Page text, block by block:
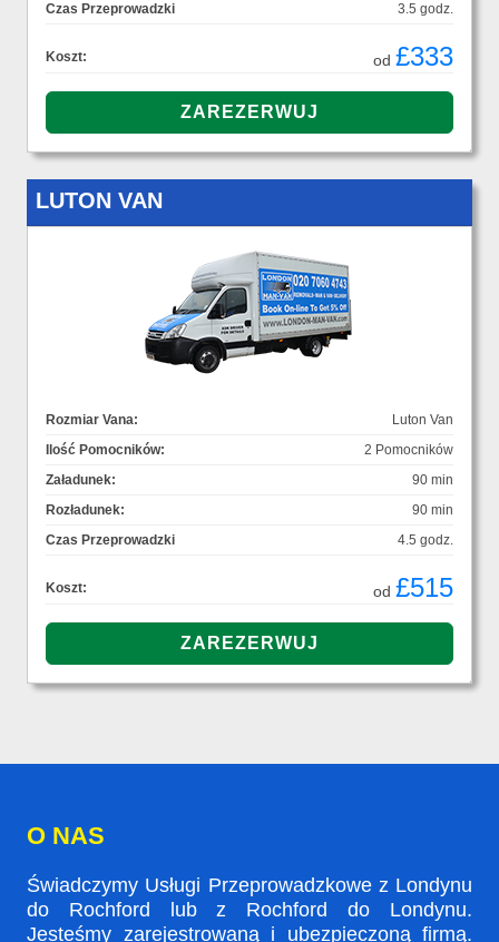
Czas Przeprowadzki
3.5 godz.
Koszt: od £333
LUTON VAN
Rozmiar Vana:
Luton Van
Ilość Pomocników:
2 Pomocników
Załadunek:
90 min
Rozładunek:
90 min
Czas Przeprowadzki
4.5 godz.
Koszt: od £515
O NAS
Świadczymy Usługi Przeprowadzkowe z Londynu
do Rochford lub z Rochford do Londynu.
Jesteśmy zarejestrowaną i ubezpieczoną firmą.